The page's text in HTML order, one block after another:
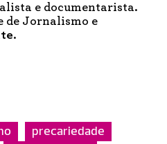
e documentarista.
de Jornalismo e
.
precariedade